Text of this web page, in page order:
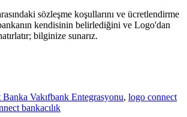
sözleşme koşullarını ve ücretlendirme
bankanın kendisinin belirlediğini ve Logo'dan
bilginize sunarız.
Vakıfbank Entegrasyonu, logo connect
bankacılık